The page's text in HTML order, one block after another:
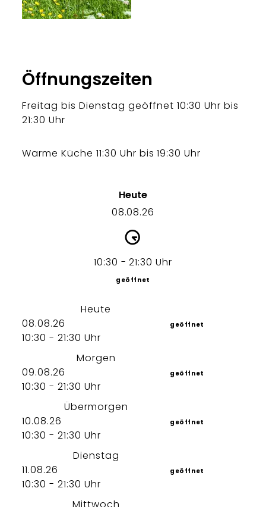
Öffnungszeiten
Freitag bis Dienstag geöffnet 10:30 Uhr bis
21:30 Uhr
Warme Küche 11:30 Uhr bis 19:30 Uhr
Heute
08.08.26
10:30 - 21:30 Uhr
geöffnet
Heute
08.08.26
10:30 - 21:30 Uhr
geöffnet
Morgen
09.08.26
10:30 - 21:30 Uhr
geöffnet
Übermorgen
10.08.26
10:30 - 21:30 Uhr
geöffnet
Dienstag
11.08.26
10:30 - 21:30 Uhr
geöffnet